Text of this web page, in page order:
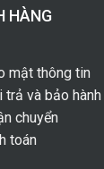
HÀNG
mật thông tin
trả và bảo hành
chuyển
toán